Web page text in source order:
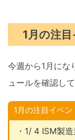
1月の注
今週から1月にな
ュールを確認し
1月の注目イベン
・1/ 4 ISM製